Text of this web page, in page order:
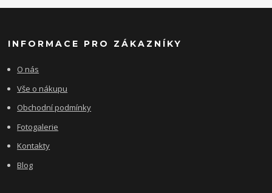
INFORMACE PRO ZÁKAZNÍKY
O nás
Vše o nákupu
Obchodní podmínky
Fotogalerie
Kontakty
Blog